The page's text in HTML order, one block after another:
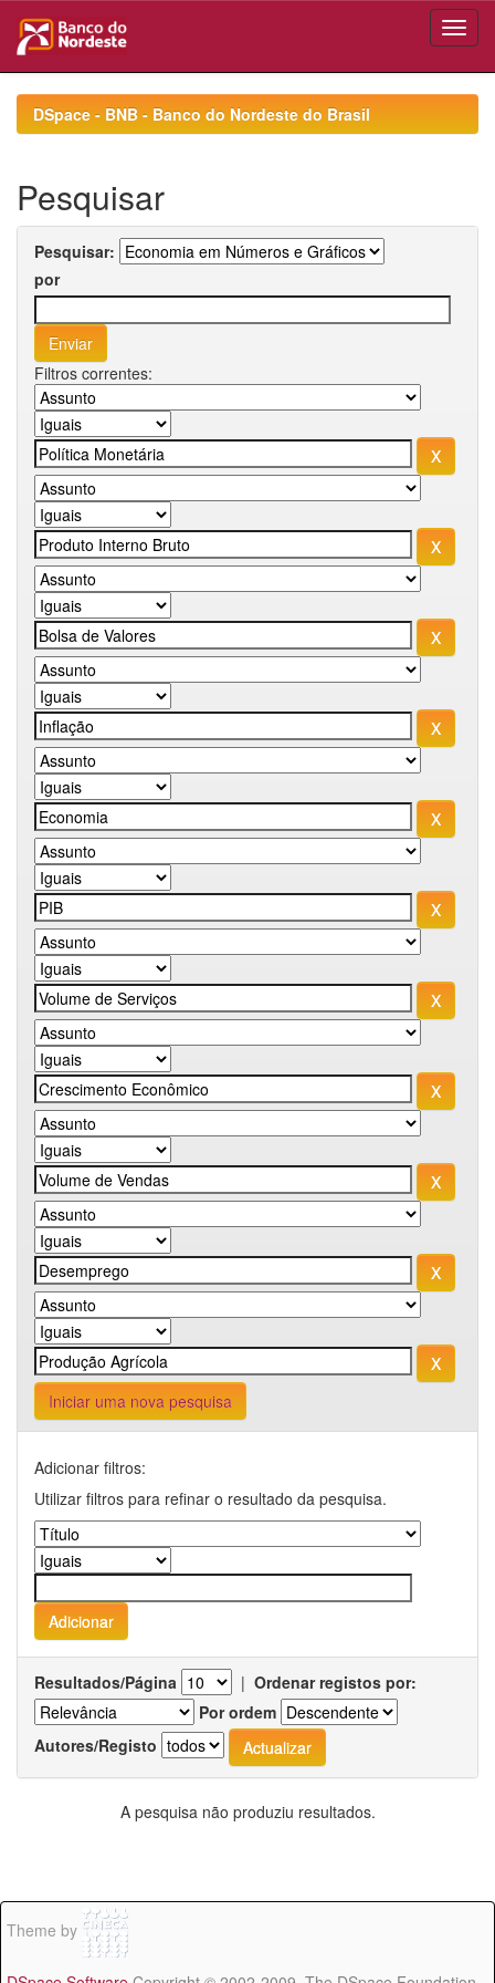
navigationDSpace - BNB - Banco do Nordeste do Brasil
Pesquisar
Pesquisar:
por
Filtros correntes:
Iniciar uma nova pesquisa
Adicionar filtros:
Utilizar filtros para refinar o resultado da pesquisa.
Resultados/Página | Ordenar registos por:
Por ordem
Autores/Registo
A pesquisa não produziu resultados.
Theme by